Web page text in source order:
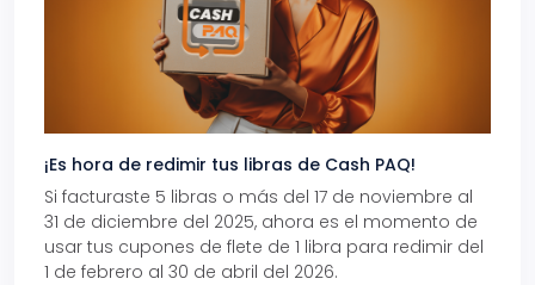
¡Es hora de redimir tus libras de Cash PAQ!
Si facturaste 5 libras o más del 17 de noviembre al
31 de diciembre del 2025, ahora es el momento de
usar tus cupones de flete de 1 libra para redimir del
1 de febrero al 30 de abril del 2026.